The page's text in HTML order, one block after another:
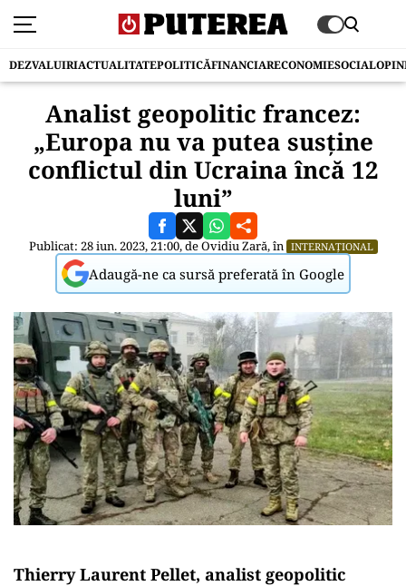
DEZVALUIRIACTUALITATEPOLITICĂFINANCIARECONOMIESOCIAL
Analist geopolitic francez:
„Europa nu va putea susține
conflictul din Ucraina încă 12
luni”
Publicat: 28 iun. 2023, 21:00, deOvidiu Zară, în INTERNAȚIONAL
Adaugă-ne ca sursă preferată în Google
Thierry Laurent Pellet, analist geopolitic